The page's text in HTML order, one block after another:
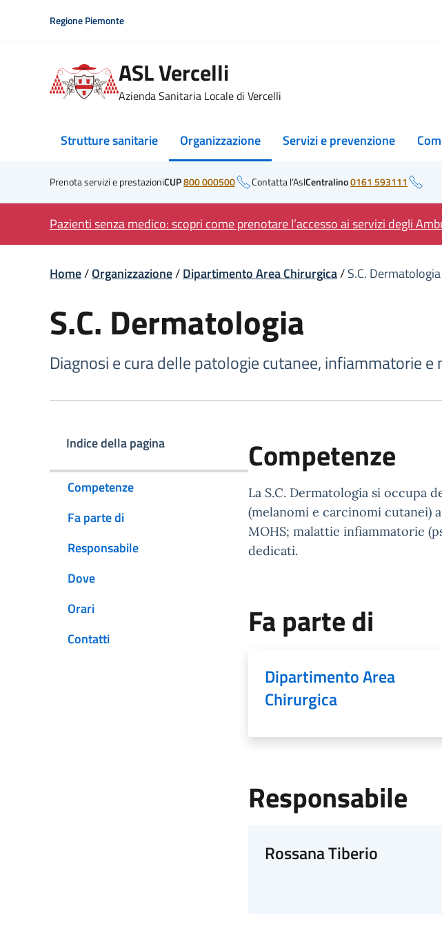
Regione Piemonte
ASL Vercelli
Azienda Sanitaria Locale di Vercelli
Strutture sanitarie Organizzazione Servizi e prevenzione
Prenota servizi e prestazioniCUP800 000500 Contatta l’AslCentralino0161 593111
Pazienti senza medico: scopri come prenotare l’accesso ai servizi degli
Home/Organizzazione/Dipartimento Area Chirurgica/S.C. Dermatologia
S.C. Dermatologia
Diagnosi e cura delle patologie cutanee, infiammatorie e
Indice della pagina
Competenze
Fa parte di
Responsabile
Dove
Orari
Contatti
Competenze
La S.C. Dermatologia si occupa
(melanomi e carcinomi cutanei)
MOHS; malattie infiammatorie
dedicati.
Fa parte di
Dipartimento Area
Chirurgica
Responsabile
Rossana Tiberio